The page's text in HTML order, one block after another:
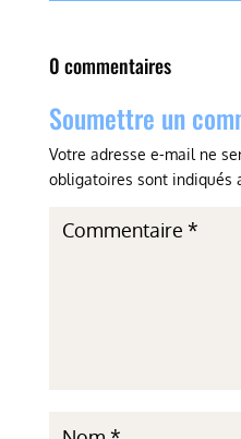
0 commentaires
Soumettre un
Votre adresse e-mail ne
obligatoires sont indiqués